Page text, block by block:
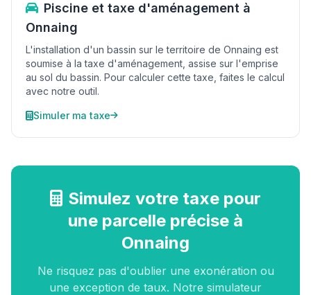
Piscine et taxe d'aménagement à
Onnaing
L'installation d'un bassin sur le territoire de Onnaing est
soumise à la taxe d'aménagement, assise sur l'emprise
au sol du bassin. Pour calculer cette taxe, faites le calcul
avec notre outil.
Simuler ma taxe
Simulez votre taxe pour
une parcelle précise à
Onnaing
Ne risquez pas d'oublier une exonération ou
une exception de taux. Notre simulateur